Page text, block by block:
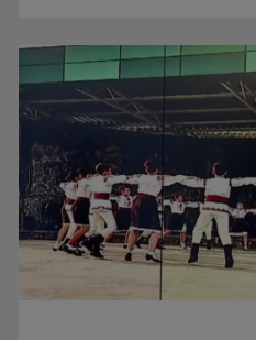
„Frații Jderi”, superproducția
Sadoveanu, la ...